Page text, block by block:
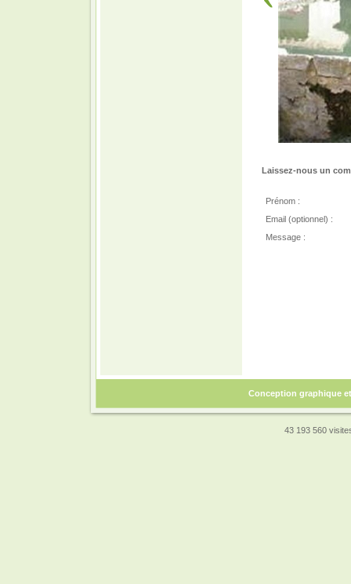
Laissez-nous un
Prénom :
Email (optionnel) :
Message :
Conception graphique
43 193 560